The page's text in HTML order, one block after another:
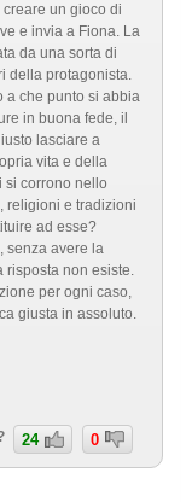
un gioco di
e invia a Fiona. La
da una sorta di
della protagonista.
a che punto si abbia
in buona fede, il
lasciare a
vita e della
si corrono nello
religioni e tradizioni
ad esse?
senza avere la
risposta non esiste.
per ogni caso,
giusta in assoluto.
24 0